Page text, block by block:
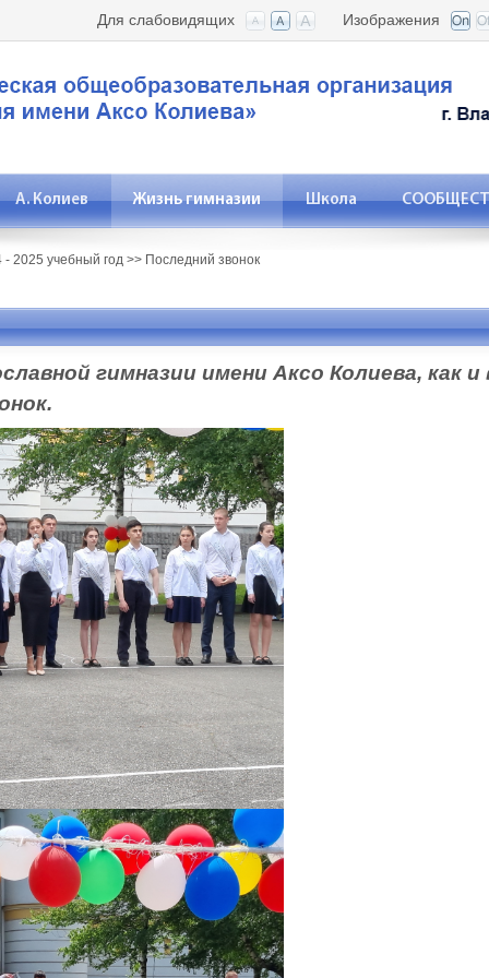
Изображения
Для слабовидящих
А. Колиев Жизнь гимназии Школа
- 2025 учебный год >> Последний звонок
гимназии имени Аксо Колиева, как